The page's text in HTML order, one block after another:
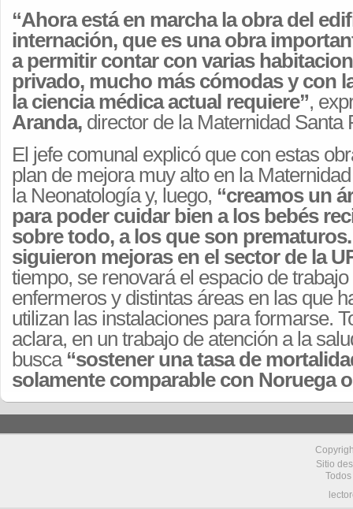
“Ahora está en marcha la obra del
internación, que es una obra
a permitir contar con varias
privado, mucho más cómodas y con
la ciencia médica actual requiere”,
Aranda, director de la Maternidad Santa
El jefe comunal explicó que con estas
plan de mejora muy alto en la
la Neonatología y, luego, “creamos un
para poder cuidar bien a los bebés
sobre todo, a los que son
siguieron mejoras en el sector de la
tiempo, se renovará el espacio de
enfermeros y distintas áreas en las que
utilizan las instalaciones para formarse.
aclara, en un trabajo de atención a la
busca “sostener una tasa de
solamente comparable con Noruega
Sitio